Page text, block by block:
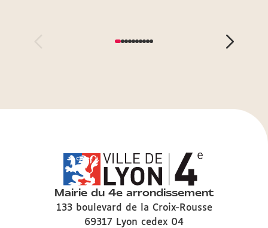
Mairie du 4e arrondissement
133 boulevard de la Croix-Rousse
69317 Lyon cedex 04